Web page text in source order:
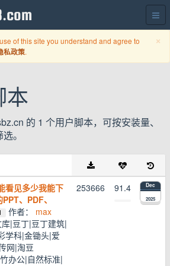
×
of this site you understand and agree to
私政策.
本
的 1 个用户脚本，可按安装量、
。
看见多少我能下
、PDF、
作者： max
|豆丁|豆丁建筑|
学科|金锄头|爱
网|淘豆
办公|自然标准|
253666 91.4 Dec
2025